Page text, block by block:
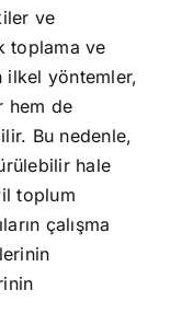
ve
toplama ve
ilkel yöntemler,
hem de
Bu nedenle,
hale
toplum
çalışma